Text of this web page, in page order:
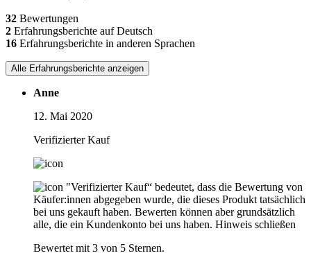
32 Bewertungen
2 Erfahrungsberichte auf Deutsch
16 Erfahrungsberichte in anderen Sprachen
Alle Erfahrungsberichte anzeigen
Anne
12. Mai 2020
Verifizierter Kauf
"Verifizierter Kauf“ bedeutet, dass die Bewertung von
Käufer:innen abgegeben wurde, die dieses Produkt tatsächlich
bei uns gekauft haben. Bewerten können aber grundsätzlich
alle, die ein Kundenkonto bei uns haben. Hinweis schließen
Bewertet mit 3 von 5 Sternen.